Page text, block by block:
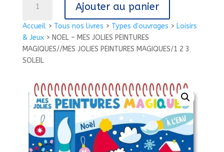
Accueil> Tous nos livres > Types d'ouvrages > Loisirs
& Jeux> NOEL – MES JOLIES PEINTURES
MAGIQUES//MES JOLIES PEINTURES MAGIQUES/1 2 3
SOLEIL
NOEL
-
MES
JOLIES
JOLIES
PEINTURES
MAGIQUES/1
SOLEIL
Ajouter au panier